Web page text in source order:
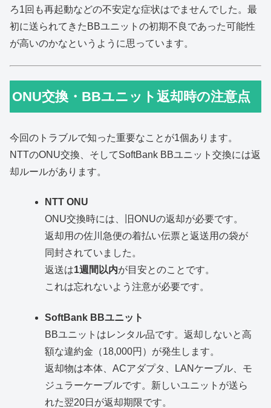
ろ1回も再起動などの不安定な症状はでませんでした。最
初に送られてきたBBユニットの初期不良であった可能性
が高いのかなというように思っています。
ONU交換・BBユニット返却時の注意点
今回のトラブルで知った重要なことが1個あります。
NTTのONU交換、そしてSoftBank BBユニット交換には返
却ルールがあります。
NTT ONU
ONU交換時には、旧ONUの返却が必要です。
返却用の佐川急便の着払い伝票と返送用の袋が
同封されていました。
返送は1週間以内が目安とのことです。
これは忘れないよう注意が必要です。
SoftBank BBユニット
BBユニットはレンタル品です。返却しないと高
額な違約金（18,000円）が発生します。
返却物は本体、ACアダプタ、LANケーブル、モ
ジュラーケーブルです。新しいユニットが送ら
れた翌20日が返却期限です。